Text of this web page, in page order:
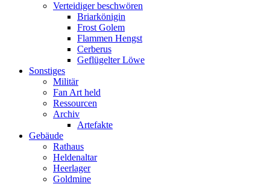
Verteidiger beschwören
Briarkönigin
Frost Golem
Flammen Hengst
Cerberus
Geflügelter Löwe
Sonstiges
Militär
Fan Art held
Ressourcen
Archiv
Artefakte
Gebäude
Rathaus
Heldenaltar
Heerlager
Goldmine